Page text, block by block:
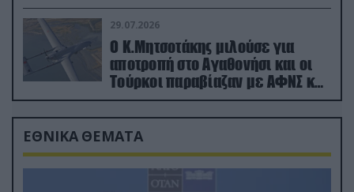
29.07.2026
Ο Κ.Μητσοτάκης μιλούσε για
αποτροπή στο Αγαθονήσι και οι
Τούρκοι παραβίαζαν με ΑΦΝΣ και
drone
ΕΘΝΙΚΑ ΘΕΜΑΤΑ